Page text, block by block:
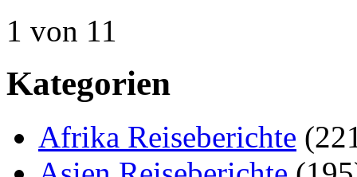
1 von 1 1
Kategorien
Afrika Reiseberichte